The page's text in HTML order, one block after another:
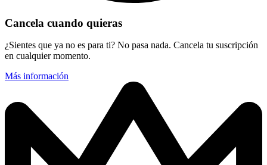
Cancela cuando quieras
¿Sientes que ya no es para ti? No pasa nada. Cancela tu suscripción
en cualquier momento.
Más información